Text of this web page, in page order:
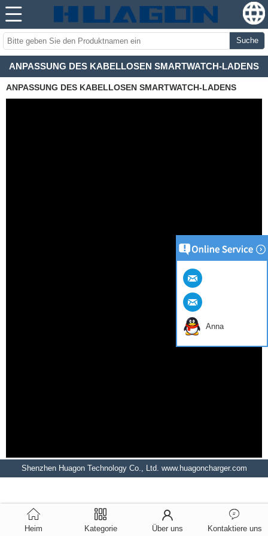
Suche
ANPASSUNG DES KABELLOSEN SMARTWATCH-LADENS
ANPASSUNG DES KABELLOSEN SMARTWATCH-LADENS
Shenzhen Huagon Technology Co., Ltd. www.huagoncharger.com
Heim Kategorie Über uns Kontaktiere uns
Anna